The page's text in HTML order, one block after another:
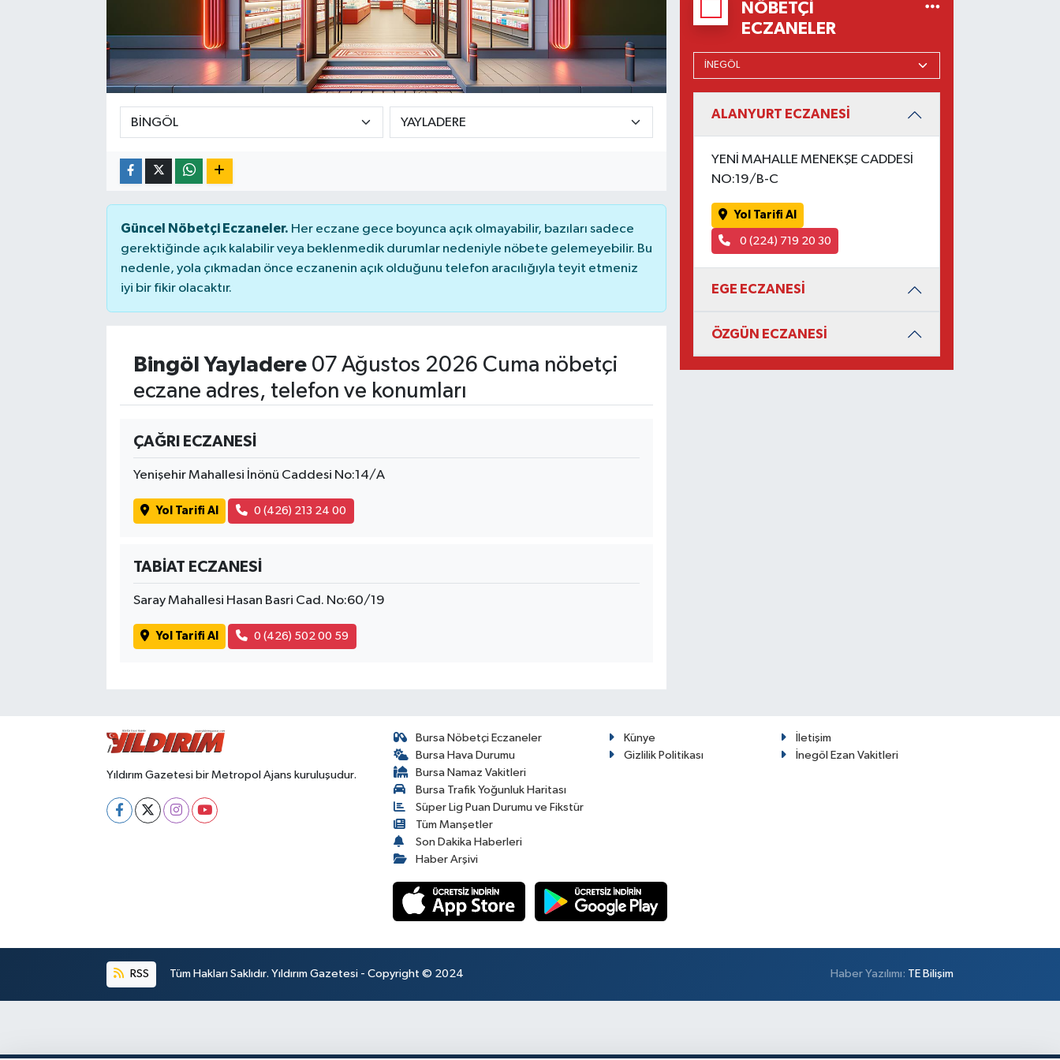
Güncel Nöbetçi Eczaneler. Her eczane gece boyunca açık olmayabilir, bazıları sadece
gerektiğinde açık kalabilir veya beklenmedik durumlar nedeniyle nöbete gelemeyebilir. Bu
nedenle, yola çıkmadan önce eczanenin açık olduğunu telefon aracılığıyla teyit etmeniz
iyi bir fikir olacaktır.
Bingöl Yayladere07 Ağustos 2026 Cuma nöbetçi
eczane adres, telefon ve konumları
ÇAĞRI ECZANESİ
Yenişehir Mahallesi İnönü Caddesi No:14/A
Yol Tarifi Al 0 (426) 213 24 00
TABİAT ECZANESİ
Saray Mahallesi Hasan Basri Cad. No:60/19
Yol Tarifi Al 0 (426) 502 00 59
NÖBETÇI
ECZANELER
ALANYURT ECZANESİ
YENİ MAHALLE MENEKŞE CADDESİ
NO:19/B-C
Yol Tarifi Al
0 (224) 719 20 30
EGE ECZANESİ
ÖZGÜN ECZANESİ
Yıldırım Gazetesi bir Metropol Ajans kuruluşudur.
Bursa Nöbetçi Eczaneler
Bursa Hava Durumu
Bursa Namaz Vakitleri
Bursa Trafik Yoğunluk Haritası
Süper Lig Puan Durumu ve Fikstür
Tüm Manşetler
Son Dakika Haberleri
Haber Arşivi
Künye
İletişim
Gizlilik Politikası
İnegöl Ezan Vakitleri
RSS Tüm Hakları Saklıdır. Yıldırım Gazetesi - Copyright © 2024 Haber Yazılımı: TE Bilişim